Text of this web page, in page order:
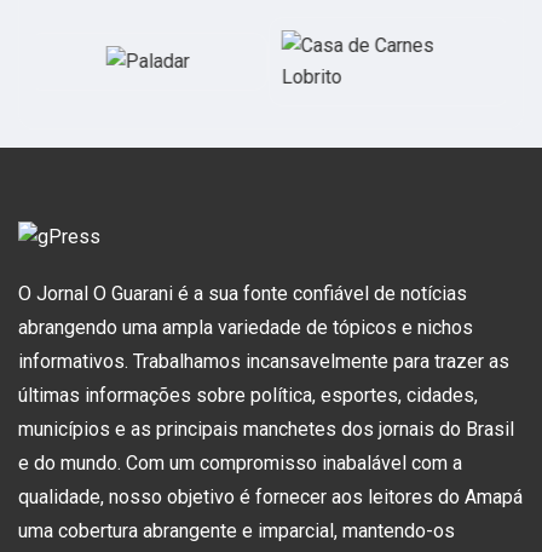
O Jornal O Guarani é a sua fonte confiável de notícias
abrangendo uma ampla variedade de tópicos e nichos
informativos. Trabalhamos incansavelmente para trazer as
últimas informações sobre política, esportes, cidades,
municípios e as principais manchetes dos jornais do Brasil
e do mundo. Com um compromisso inabalável com a
qualidade, nosso objetivo é fornecer aos leitores do Amapá
uma cobertura abrangente e imparcial, mantendo-os